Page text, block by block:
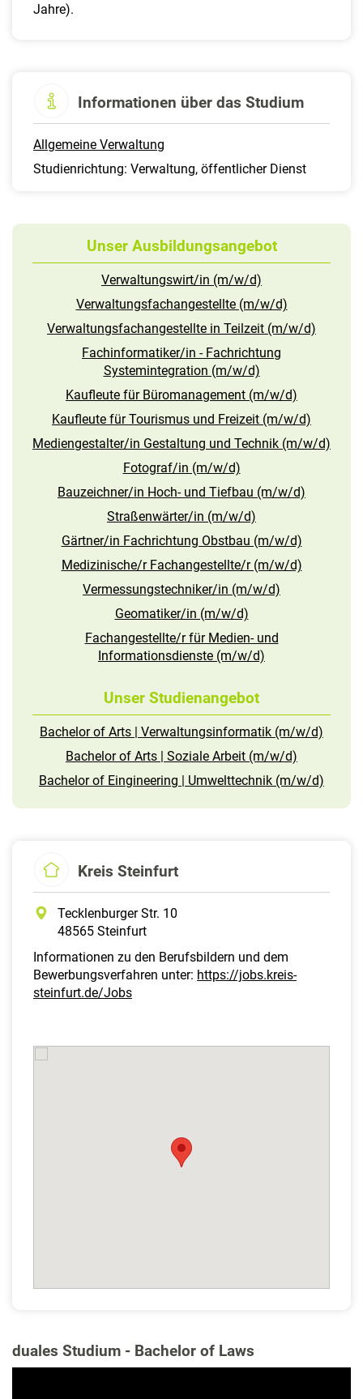
Jahre).
Informationen über das Studium
Allgemeine Verwaltung
Studienrichtung: Verwaltung, öffentlicher Dienst
Unser Ausbildungsangebot
Verwaltungswirt/in (m/w/d)
Verwaltungsfachangestellte (m/w/d)
Verwaltungsfachangestellte in Teilzeit (m/w/d)
Fachinformatiker/in - Fachrichtung
Systemintegration (m/w/d)
Kaufleute für Büromanagement (m/w/d)
Kaufleute für Tourismus und Freizeit (m/w/d)
Mediengestalter/in Gestaltung und Technik (m/w/d)
Fotograf/in (m/w/d)
Bauzeichner/in Hoch- und Tiefbau (m/w/d)
Straßenwärter/in (m/w/d)
Gärtner/in Fachrichtung Obstbau (m/w/d)
Medizinische/r Fachangestellte/r (m/w/d)
Vermessungstechniker/in (m/w/d)
Geomatiker/in (m/w/d)
Fachangestellte/r für Medien- und
Informationsdienste (m/w/d)
Unser Studienangebot
Bachelor of Arts | Verwaltungsinformatik (m/w/d)
Bachelor of Arts | Soziale Arbeit (m/w/d)
Bachelor of Eingineering | Umwelttechnik (m/w/d)
Kreis Steinfurt
Tecklenburger Str. 10
48565 Steinfurt
Informationen zu den Berufsbildern und dem
Bewerbungsverfahren unter: https://jobs.kreis-
steinfurt.de/Jobs
duales Studium - Bachelor of Laws